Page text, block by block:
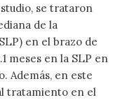
se trataron
de la
en el brazo de
meses en la SLP en
Además, en este
tratamiento en el